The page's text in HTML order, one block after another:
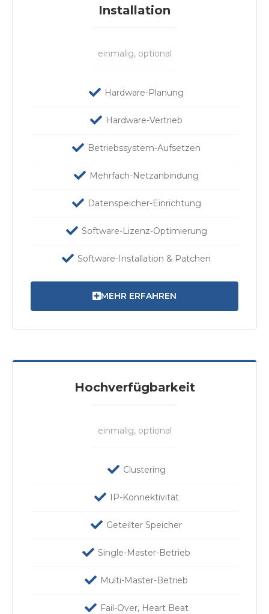
Installation
einmalig, optional
Hardware-Planung
Hardware-Vertrieb
Betriebssystem-Aufsetzen
Mehrfach-Netzanbindung
Datenspeicher-Einrichtung
Software-Lizenz-Optimierung
Software-Installation & Patchen
MEHR ERFAHREN
Hochverfügbarkeit
einmalig, optional
Clustering
IP-Konnektivität
Geteilter Speicher
Single-Master-Betrieb
Multi-Master-Betrieb
Fail-Over, Heart Beat